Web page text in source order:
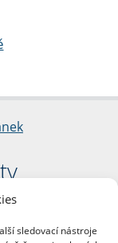
sledovací nástroje